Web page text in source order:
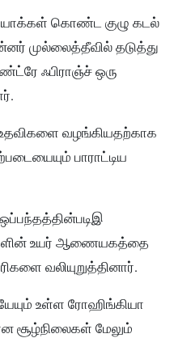
கொண்ட குழு கடல்
முல்லைத்தீவில் தடுத்து
ஃபிராஞ்ச் ஒரு
வழங்கியதற்காக
பாராட்டிய
உயர் ஆணையகத்தை
வலியுறுத்தினார்.
உள்ள ரோஹிங்கியா
மேலும்